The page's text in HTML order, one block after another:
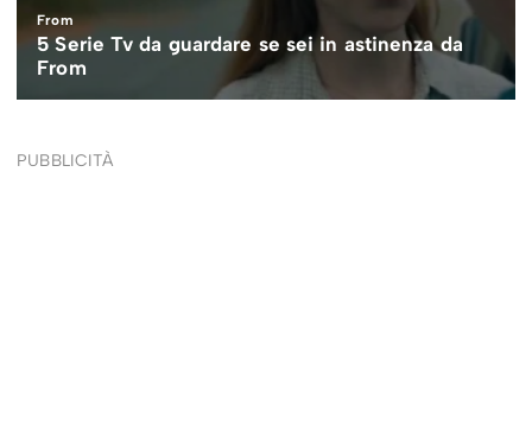
PUBBLICITÀ